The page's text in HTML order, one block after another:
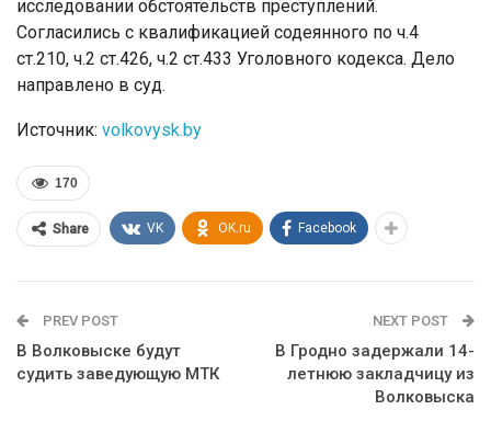
исследовании обстоятельств преступлений.
Согласились с квалификацией содеянного по ч.4
ст.210, ч.2 ст.426, ч.2 ст.433 Уголовного кодекса. Дело
направлено в суд.
Источник: volkovysk.by
170
Share VK OK.ru Facebook
PREV POST
В Волковыске будут
судить заведующую МТК
NEXT POST
В Гродно задержали 14-
летнюю закладчицу из
Волковыска